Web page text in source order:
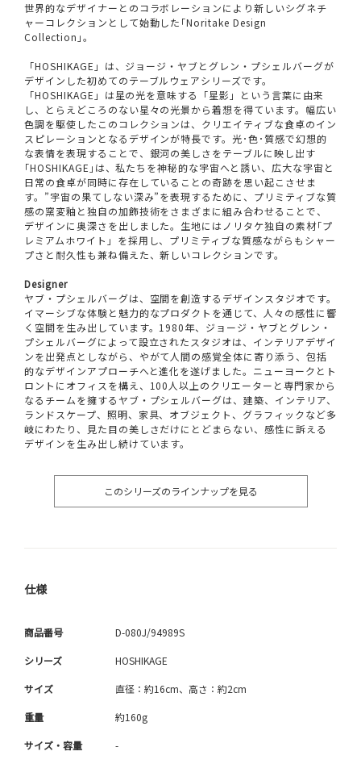
世界的なデザイナーとのコラボレーションにより新しいシグネチ
ャーコレクションとして始動した｢Noritake Design
Collection｣。
「HOSHIKAGE」は、ジョージ・ヤブとグレン・プシェルバーグが
デザインした初めてのテーブルウェアシリーズです。
「HOSHIKAGE」は星の光を意味する「星影」という言葉に由来
し、とらえどころのない星々の光景から着想を得ています。幅広い
色調を駆使したこのコレクションは、クリエイティブな食卓のイン
スピレーションとなるデザインが特長です。光･色･質感で幻想的
な表情を表現することで、銀河の美しさをテーブルに映し出す
｢HOSHIKAGE｣は、私たちを神秘的な宇宙へと誘い、広大な宇宙と
日常の食卓が同時に存在していることの奇跡を思い起こさせま
す。”宇宙の果てしない深み”を表現するために、プリミティブな質
感の窯変釉と独自の加飾技術をさまざまに組み合わせることで、
デザインに奥深さを出しました。生地にはノリタケ独自の素材｢プ
レミアムホワイト」を採用し、プリミティブな質感ながらもシャー
プさと耐久性も兼ね備えた、新しいコレクションです。
Designer
ヤブ・プシェルバーグは、空間を創造するデザインスタジオです。
イマーシブな体験と魅力的なプロダクトを通じて、人々の感性に響
く空間を生み出しています。1980年、ジョージ・ヤブとグレン・
プシェルバーグによって設立されたスタジオは、インテリアデザイ
ンを出発点としながら、やがて人間の感覚全体に寄り添う、包括
的なデザインアプローチへと進化を遂げました。ニューヨークとト
ロントにオフィスを構え、100人以上のクリエーターと専門家から
なるチームを擁するヤブ・プシェルバーグは、建築、インテリア、
ランドスケープ、照明、家具、オブジェクト、グラフィックなど多
岐にわたり、見た目の美しさだけにとどまらない、感性に訴える
デザインを生み出し続けています。
このシリーズのラインナップを見る
仕様
商品番号 D-080J/94989S
シリーズ HOSHIKAGE
サイズ 直径：約16cm、高さ：約2cm
重量 約160g
サイズ・容量 -